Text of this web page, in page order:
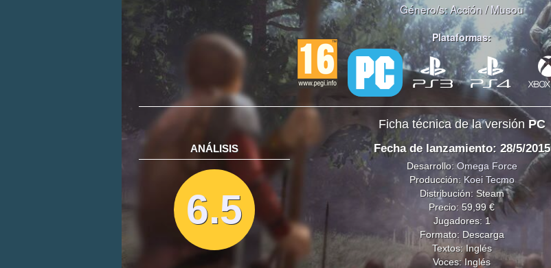
Género/s:Acción/Musou
Plataformas:
Ficha técnica de la versión PC
ANÁLISIS
6.5
Fecha de lanzamiento: 28/5/2015
Desarrollo:Omega Force
Producción: Koei Tecmo
Distribución: Steam
Precio: 59,99 €
Jugadores: 1
Formato: Descarga
Textos: Inglés
Voces: Inglés